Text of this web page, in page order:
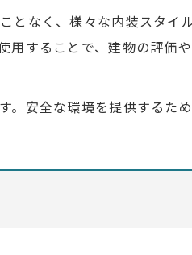
なく、様々な内装スタイ
することで、建物の評価
。安全な環境を提供するた